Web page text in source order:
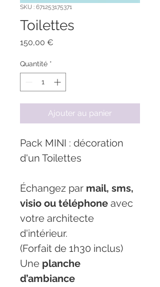
SKU : 671253175371
Toilettes
150,00 €
Quantité *
Ajouter au panier
Pack MINI : décoration
d'un Toilettes
Échangez par mail, sms,
visio ou téléphone avec
votre architecte
d'intérieur.
(Forfait de 1h30 inclus)
Une planche
d’ambiance